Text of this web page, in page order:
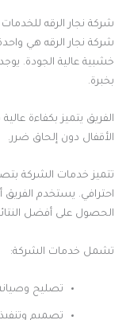
شركة نجار الرقه
شركة نجار الرقه هي
خشبية عالية الجودة.
بخبرة.
الفريق يتميز بكفاءة
الأقفال دون إلحاق ضرر.
تتميز خدمات الشركة
احترافي. يستخدم
الحصول على أفضل
تشمل خدمات الشركة:
تصليح وصيانة
تصميم